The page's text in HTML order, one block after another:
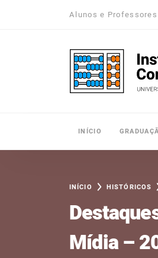
Alunos e Professores
Unicamp -
INÍCIO
INÍCIO HISTÓRICOS
Mídia –